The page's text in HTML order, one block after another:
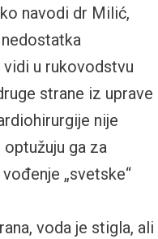
navodi dr Milić,
u rukovodstvu
strane iz uprave
nije
ga za
„svetske“
voda je stigla, ali